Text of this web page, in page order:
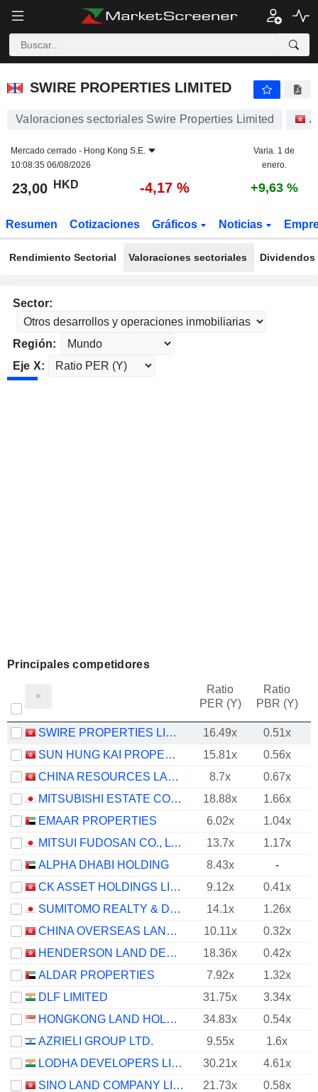
SWIRE PROPERTIES LIMITED
SWIRE PROPERTIES LIMITED
Valoraciones sectoriales Swire Properties Limited
Mercado cerrado - Hong Kong S.E.
10:08:35 06/08/2026
Varia. 1 de
enero.
23,00 HKD -4,17 % +9,63 %
Resumen Cotizaciones Gráficos Noticias
Rendimiento Sectorial Valoraciones sectoriales
Sector:
Región:
Eje X:
Principales competidores
Ratio
PER (Y)
Ratio
PBR (Y)
SWIRE PROPERTIES LIMITED 16.49x
0.51x
SUN HUNG KAI PROPERTIES LIMITED
15.81x
0.56x
CHINA RESOURCES LAND LIMITED
8.7x
0.67x
MITSUBISHI ESTATE CO., LTD.
18.88x
1.66x
EMAAR PROPERTIES
6.02x 1.04x
MITSUI FUDOSAN CO., LTD.
13.7x
1.17x
ALPHA DHABI HOLDING
8.43x
-
CK ASSET HOLDINGS LIMITED
9.12x
0.41x
SUMITOMO REALTY & DEVELOPMENT CO., LTD.
14.1x
1.26x
CHINA OVERSEAS LAND & INVESTMENT LIMITED
10.11x 0.32x
HENDERSON LAND DEVELOPMENT COMPANY LIMITED
18.36x
0.42x
ALDAR PROPERTIES
7.92x
1.32x
DLF LIMITED
31.75x
3.34x
HONGKONG LAND HOLDINGS LIMITED
34.83x
0.54x
AZRIELI GROUP LTD.
9.55x
1.6x
LODHA DEVELOPERS LIMITED
30.21x
4.61x
SINO LAND COMPANY LIMITED
21.73x
0.58x